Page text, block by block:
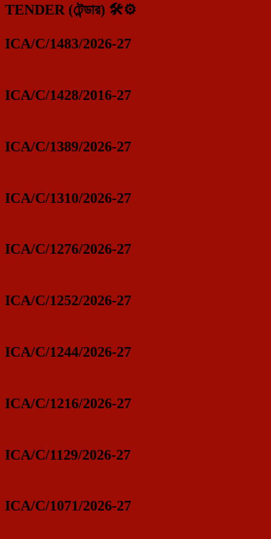
TENDER (টেন্ডার) 🛠️⚙️
ICA/C/1483/2026-27
ICA/C/1428/2016-27
ICA/C/1389/2026-27
ICA/C/1310/2026-27
ICA/C/1276/2026-27
ICA/C/1252/2026-27
ICA/C/1244/2026-27
ICA/C/1216/2026-27
ICA/C/1129/2026-27
ICA/C/1071/2026-27